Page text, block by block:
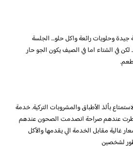
جيدة وحلويات رائعة واكل حلو… الجلسة
.. لكن في الشتاء اما في الصيف يكون الجو حار
بألذ الأطباق والمشروبات التركية. خدمة
فطرت عندهم صراحة انصدمت الصحون عندهم
غالية مقابل الخدمة الي يقدمها والأكل
لشخصين